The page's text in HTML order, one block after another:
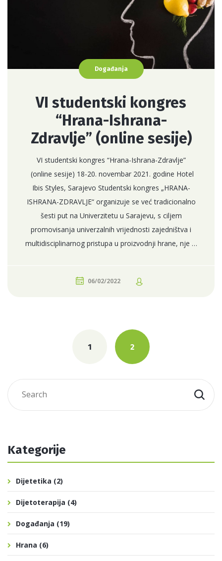
Događanja
VI studentski kongres
“Hrana-Ishrana-
Zdravlje” (online sesije)
VI studentski kongres “Hrana-Ishrana-Zdravlje”
(online sesije) 18-20. novembar 2021. godine Hotel
Ibis Styles, Sarajevo Studentski kongres „HRANA-
ISHRANA-ZDRAVLJE“ organizuje se već tradicionalno
šesti put na Univerzitetu u Sarajevu, s ciljem
promovisanja univerzalnih vrijednosti zajedništva i
multidisciplinarnog pristupa u proizvodnji hrane, nje …
06/02/2022
1 2
Kategorije
Dijetetika (2)
Dijetoterapija (4)
Događanja (19)
Hrana (6)